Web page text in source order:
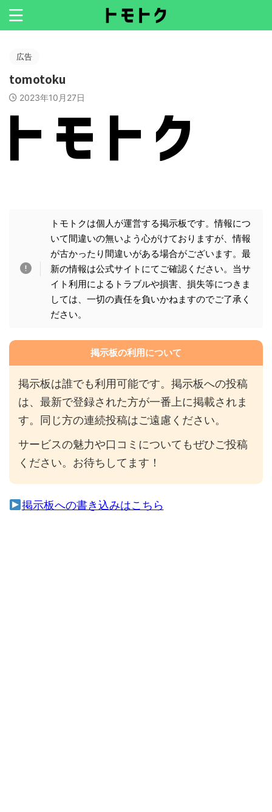
広告
tomotoku
2023年10月27日
トモトクは個人が運営する掲示板です。情報につ
いて間違いの無いよう心がけておりますが、情報
が古かったり間違いがある場合がございます。最
新の情報は公式サイトにてご確認ください。当サ
イト利用によるトラブルや損害、損失等につきま
しては、一切の責任を負いかねますのでご了承く
ださい。
掲示板の利用について
掲示板は誰でも利用可能です。掲示板への投稿
は、最新で登録された方が一番上に掲載されま
す。同じ方の連続投稿はご遠慮ください。
サービスの魅力や口コミについてもぜひご投稿
ください。お待ちしてます！
掲示板への書き込みはこちら